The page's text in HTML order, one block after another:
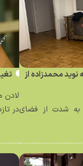
محمدزاده از
به شدت از فضای
لادن
در